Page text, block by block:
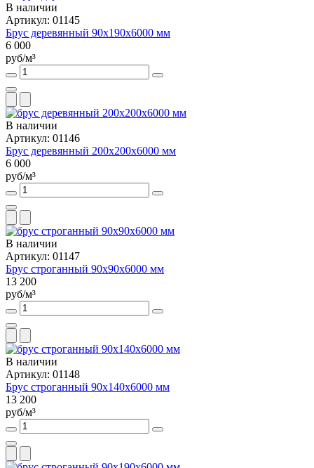
В наличии
Артикул: 01145
Брус деревянный 90х190х6000 мм
6 000
руб/м³
В наличии
Артикул: 01146
Брус деревянный 200х200х6000 мм
6 000
руб/м³
В наличии
Артикул: 01147
Брус строганный 90х90х6000 мм
13 200
руб/м³
В наличии
Артикул: 01148
Брус строганный 90х140х6000 мм
13 200
руб/м³